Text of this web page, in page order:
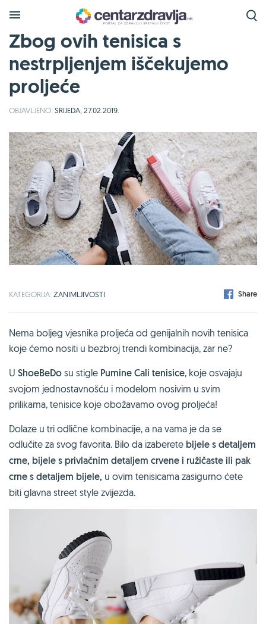
Zbog ovih tenisica s
nestrpljenjem iščekujemo
proljeće
OBJAVLJENO: SRIJEDA, 27.02.2019.
KATEGORIJA: ZANIMLJIVOSTI Share
Nema boljeg vjesnika proljeća od genijalnih novih tenisica
koje ćemo nositi u bezbroj trendi kombinacija, zar ne?
U ShoeBeDo su stigle Pumine Cali tenisice, koje osvajaju
svojom jednostavnošću i modelom nosivim u svim
prilikama, tenisice koje obožavamo ovog proljeća!
Dolaze u tri odlične kombinacije, a na vama je da se
odlučite za svog favorita. Bilo da izaberete bijele s detaljem
crne, bijele s privlačnim detaljem crvene i ružičaste ili pak
crne s detaljem bijele, u ovim tenisicama zasigurno ćete
biti glavna street style zvijezda.